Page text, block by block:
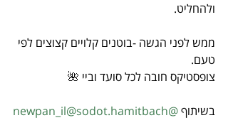
ולהחליט.
ממש לפני הגשה -בוטנים קלויים קצוצים לפי
טעם.
צופסטיקס חובה לכל סועד וביי 🌺
בשיתוף @newpan_il
@sodot.hamitbach